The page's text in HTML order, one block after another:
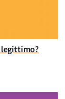
legittimo?